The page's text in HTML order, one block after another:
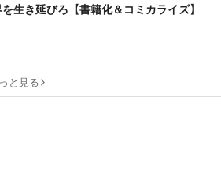
生き延びろ【書籍化＆コミカライズ】
と見る